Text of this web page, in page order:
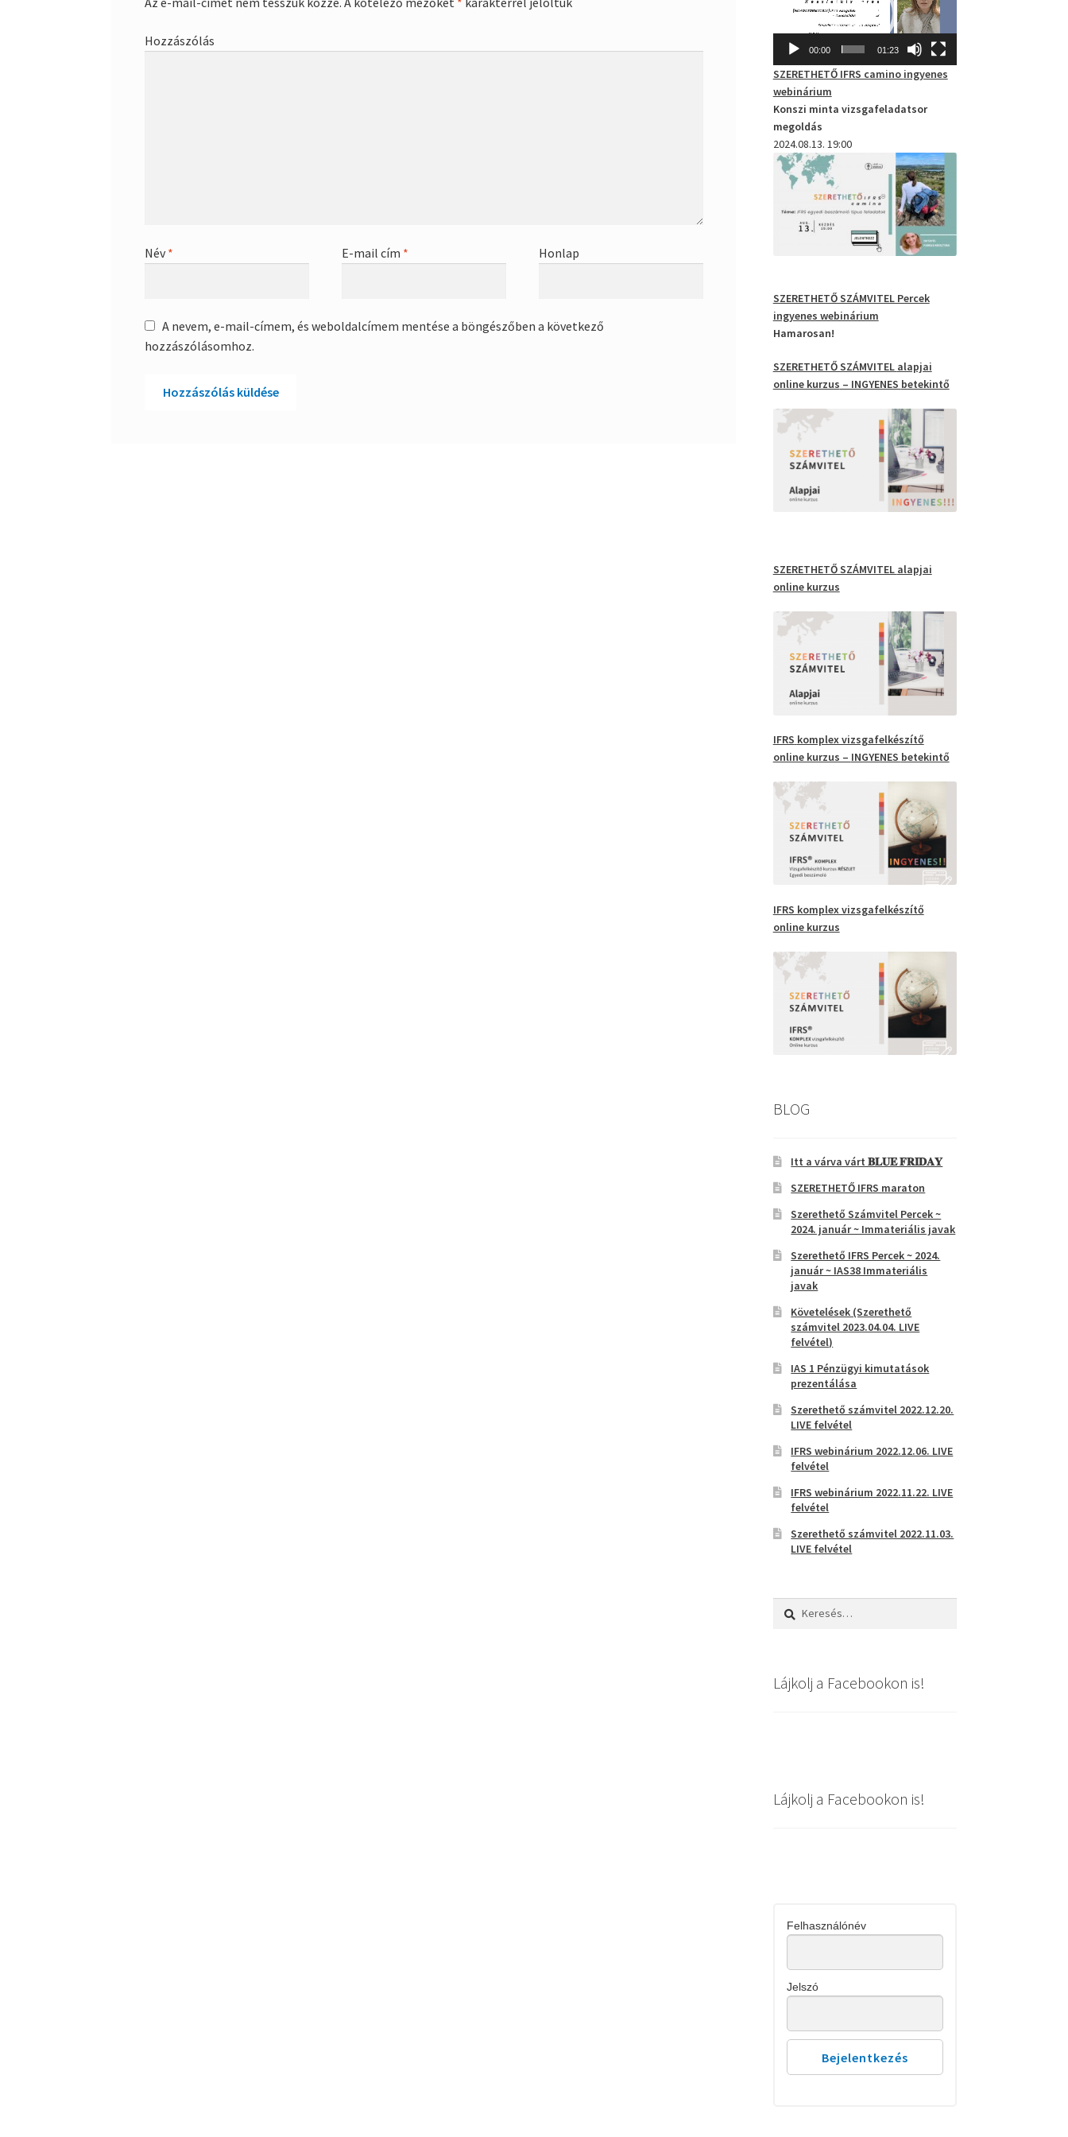
Hozzászólás
Név * E-mail cím * Honlap
A nevem, e-mail-címem, és weboldalcímem mentése a böngészőben a következő
hozzászólásomhoz.
00:00 01:23
SZERETHETŐ IFRS camino ingyenes
webinárium
Konszi minta vizsgafeladatsor
megoldás
2024.08.13. 19:00
SZERETHETŐ SZÁMVITEL Percek
ingyenes webinárium
Hamarosan!
SZERETHETŐ SZÁMVITEL alapjai
online kurzus – INGYENES betekintő
SZERETHETŐ SZÁMVITEL alapjai
online kurzus
IFRS komplex vizsgafelkészítő
online kurzus – INGYENES betekintő
IFRS komplex vizsgafelkészítő
online kurzus
BLOG
Itt a várva várt 𝐁𝐋𝐔𝐄 𝐅𝐑𝐈𝐃𝐀𝐘
SZERETHETŐ IFRS maraton
Szerethető Számvitel Percek ~
2024. január ~ Immateriális javak
Szerethető IFRS Percek ~ 2024.
január ~ IAS38 Immateriális
javak
Követelések (Szerethető
számvitel 2023.04.04. LIVE
felvétel)
IAS 1 Pénzügyi kimutatások
prezentálása
Szerethető számvitel 2022.12.20.
LIVE felvétel
IFRS webinárium 2022.12.06. LIVE
felvétel
IFRS webinárium 2022.11.22. LIVE
felvétel
Szerethető számvitel 2022.11.03.
LIVE felvétel
Keresés:
Lájkolj a Facebookon is!
Lájkolj a Facebookon is!
Felhasználónév
Jelszó